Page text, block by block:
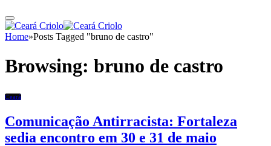
Home»Posts Tagged "bruno de castro"
Browsing: bruno de castro
Ceará
Comunicação Antirracista: Fortaleza
sedia encontro em 30 e 31 de maio